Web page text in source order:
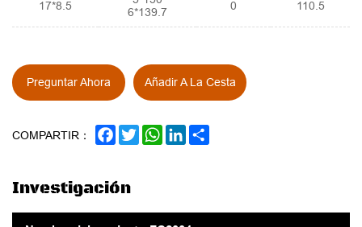
17*8.5
6*139.7
0 110.5
Preguntar Ahora Añadir A La Cesta
COMPARTIR： FACEBOOK
TWITTERWHATSAPP
LINKEDIN
Investigación